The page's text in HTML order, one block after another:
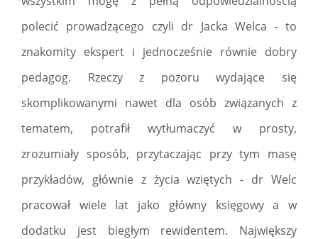
polecić prowadzącego czyli dr Jacka Welca - to
znakomity ekspert i jednocześnie równie dobry
pedagog. Rzeczy z pozoru wydające się
skomplikowanymi nawet dla osób związanych z
tematem, potrafił wytłumaczyć w prosty,
zrozumiały sposób, przytaczając przy tym masę
przykładów, głównie z życia wziętych - dr Welc
pracował wiele lat jako główny księgowy a w
dodatku jest biegłym rewidentem. Największy